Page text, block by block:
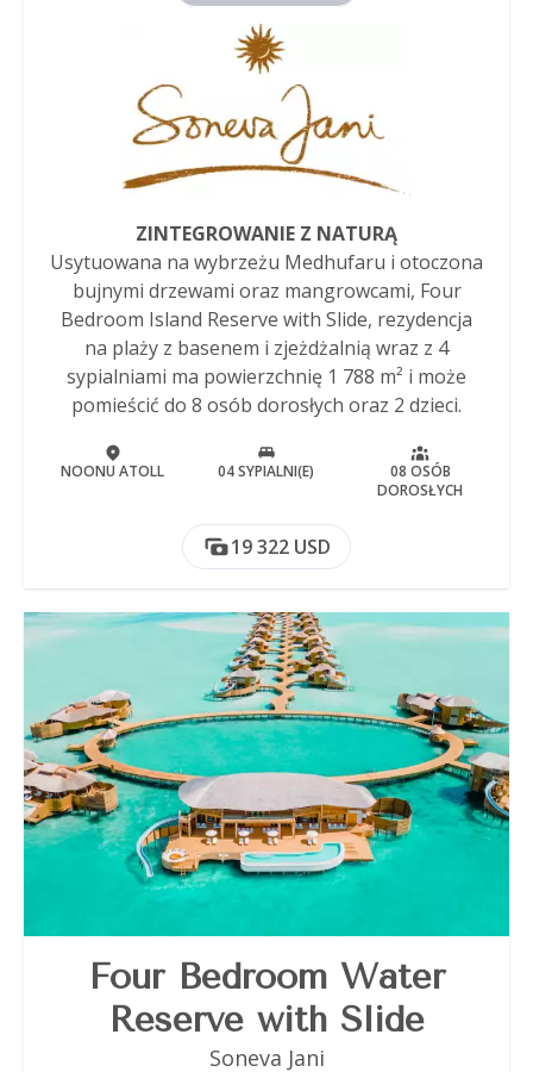
ZINTEGROWANIE Z NATURĄ
Usytuowana na wybrzeżu Medhufaru i otoczona
bujnymi drzewami oraz mangrowcami, Four
Bedroom Island Reserve with Slide, rezydencja
na plaży z basenem i zjeżdżalnią wraz z 4
sypialniami ma powierzchnię 1 788 m² i może
pomieścić do 8 osób dorosłych oraz 2 dzieci.
NOONU ATOLL 04 SYPIALNI(E)
08 OSÓB
DOROSŁYCH
19 322 USD
Four Bedroom Water
Reserve with Slide
Soneva Jani